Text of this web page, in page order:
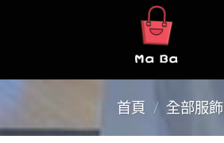
首頁 / 全部服飾